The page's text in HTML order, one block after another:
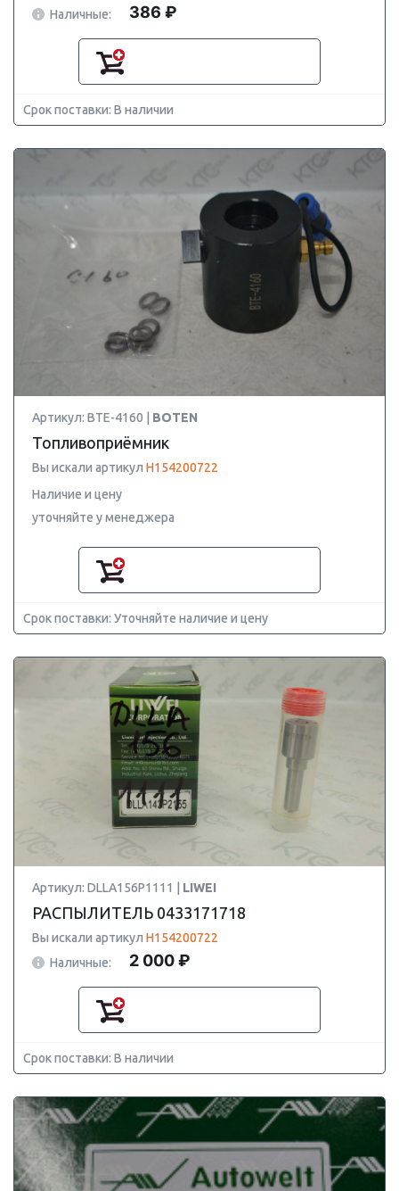
Наличные: 386 ₽
Срок поставки: В наличии
Артикул: BTE-4160 | BOTEN
Топливоприёмник
Вы искали артикул H154200722
Наличие и цену
уточняйте у менеджера
Срок поставки: Уточняйте наличие и цену
Артикул: DLLA156P1111 | LIWEI
РАСПЫЛИТЕЛЬ 0433171718
Вы искали артикул H154200722
Наличные:
2 000 ₽
Срок поставки: В наличии